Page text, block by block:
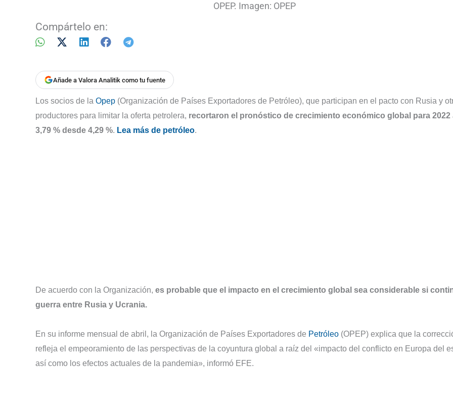
OPEP. Imagen: OPEP
Compártelo en:
Añade a Valora Analitik como tu fuente
Los socios de la Opep (Organización de Países Exportadores de Petróleo), que participan en el pacto con Rusia y
productores para limitar la oferta petrolera, recortaron el pronóstico de crecimiento económico global para 2022
3,79 % desde 4,29 %. Lea más de petróleo.
De acuerdo con la Organización, es probable que el impacto en el crecimiento global sea considerable si
guerra entre Rusia y Ucrania.
En su informe mensual de abril, la Organización de Países Exportadores de Petróleo (OPEP) explica que la
refleja el empeoramiento de las perspectivas de la coyuntura global a raíz del «impacto del conflicto en Europa del
así como los efectos actuales de la pandemia», informó EFE.